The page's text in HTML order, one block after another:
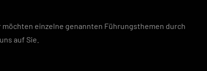
einzelne genannten Führungsthemen durch
auf Sie.